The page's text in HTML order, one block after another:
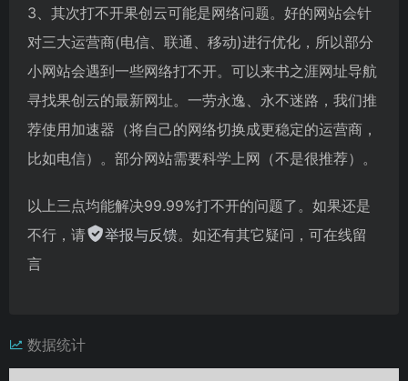
3、其次打不开果创云可能是网络问题。好的网站会针
对三大运营商(电信、联通、移动)进行优化，所以部分
小网站会遇到一些网络打不开。可以来书之涯网址导航
寻找果创云的最新网址。一劳永逸、永不迷路，我们推
荐使用加速器（将自己的网络切换成更稳定的运营商，
比如电信）。部分网站需要科学上网（不是很推荐）。
以上三点均能解决99.99%打不开的问题了。如果还是
不行，请
举报与反馈。如还有其它疑问，可在线留
言
数据统计